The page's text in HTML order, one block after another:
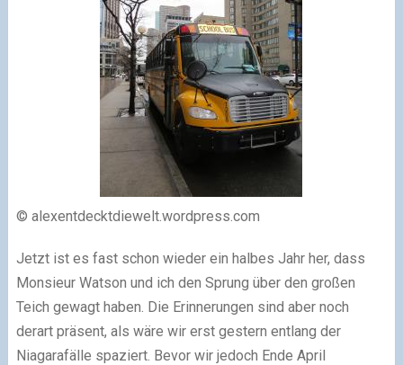
© alexentdecktdiewelt.wordpress.com
Jetzt ist es fast schon wieder ein halbes Jahr her, dass
Monsieur Watson und ich den Sprung über den großen
Teich gewagt haben. Die Erinnerungen sind aber noch
derart präsent, als wäre wir erst gestern entlang der
Niagarafälle spaziert. Bevor wir jedoch Ende April